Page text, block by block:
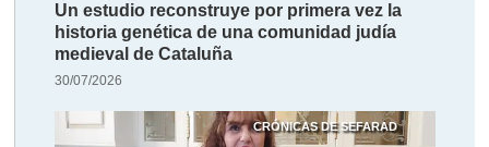
Un estudio reconstruye por primera vez la
historia genética de una comunidad judía
medieval de Cataluña
30/07/2026
CRÓNICAS DE SEFARAD